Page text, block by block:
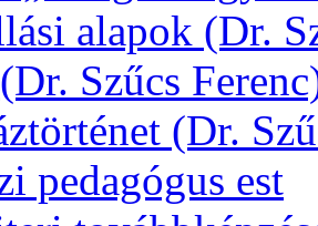
alapok (Dr.
Szűcs
(Dr.
pedagógus est